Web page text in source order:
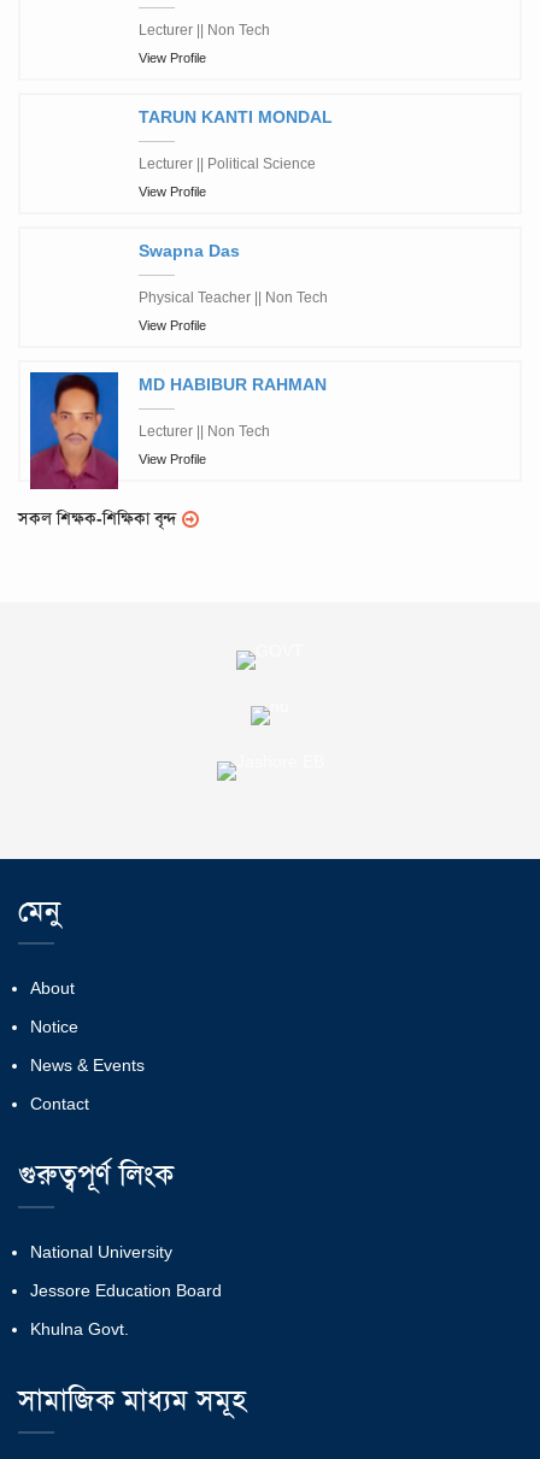
Lecturer || Non Tech
View Profile
TARUN KANTI MONDAL
Lecturer || Political Science
View Profile
Swapna Das
Physical Teacher || Non Tech
View Profile
MD HABIBUR RAHMAN
Lecturer || Non Tech
View Profile
সকল শিক্ষক-শিক্ষিকা বৃন্দ
মেনু
About
Notice
News & Events
Contact
গুরুত্বপূর্ণ লিংক
National University
Jessore Education Board
Khulna Govt.
সামাজিক মাধ্যম সমূহ